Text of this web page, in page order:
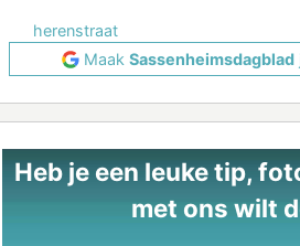
herenstraat
Maak Sassenheimsdagblad
Heb je een leuke tip,
met ons wilt